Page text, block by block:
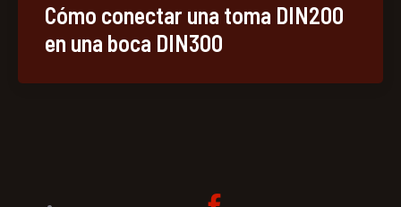
Cómo conectar una toma DIN200
en una boca DIN300